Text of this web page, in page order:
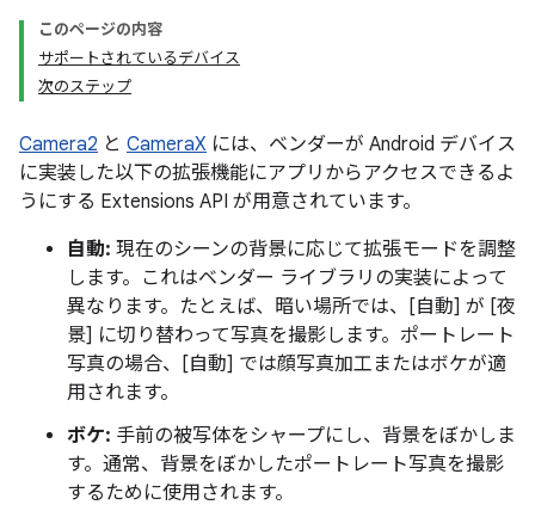
このページの内容
サポートされているデバイス
次のステップ
Camera2 と CameraX には、ベンダーが Android デバイス
に実装した以下の拡張機能にアプリからアクセスできるよ
うにする Extensions API が用意されています。
自動: 現在のシーンの背景に応じて拡張モードを調整
します。これはベンダー ライブラリの実装によって
異なります。たとえば、暗い場所では、[自動] が [夜
景] に切り替わって写真を撮影します。ポートレート
写真の場合、[自動] では顔写真加工またはボケが適
用されます。
ボケ: 手前の被写体をシャープにし、背景をぼかしま
す。通常、背景をぼかしたポートレート写真を撮影
するために使用されます。